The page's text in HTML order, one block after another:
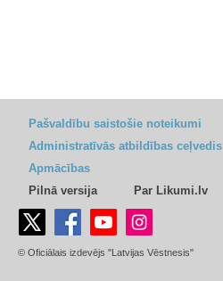
Pašvaldību saistošie noteikumi
Administratīvās atbildības ceļvedis
Apmācības
Pilnā versija
Par Likumi.lv
© Oficiālais izdevējs "Latvijas Vēstnesis"